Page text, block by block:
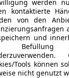
126.500 kmEZ
Kleinwagen3 Türen
werden
kontaktierte
von den
und
Befüllung
Tools können
nicht genutzt